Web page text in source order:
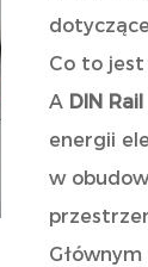
Co to jest
A DIN
energii
w